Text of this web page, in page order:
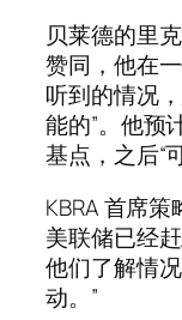
贝莱德的里
赞同，他在
听到的情况
能的”。他预
基点，之后“
KBRA 首席
美联储已经
他们了解情
动。”